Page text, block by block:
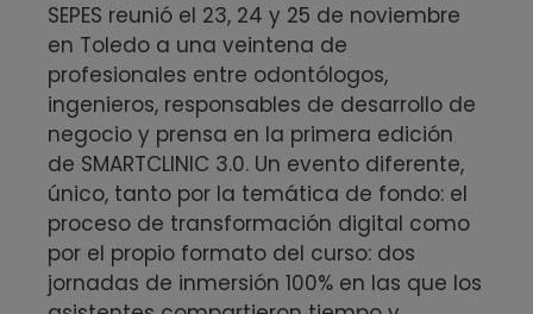
SEPES reunió el 23, 24 y 25 de noviembre
en Toledo a una veintena de
profesionales entre odontólogos,
ingenieros, responsables de desarrollo de
negocio y prensa en la primera edición
de SMARTCLINIC 3.0. Un evento diferente,
único, tanto por la temática de fondo: el
proceso de transformación digital como
por el propio formato del curso: dos
jornadas de inmersión 100% en las que los